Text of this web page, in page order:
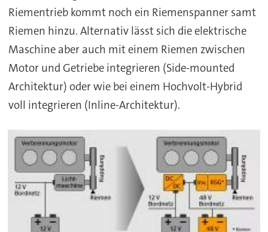
Riementrieb kommt noch ein Riemenspanner samt
Riemen hinzu. Alternativ lässt sich die elektrische
Maschine aber auch mit einem Riemen zwischen
Motor und Getriebe integrieren (Side-mounted
Architektur) oder wie bei einem Hochvolt-Hybrid
voll integrieren (Inline-Architektur).